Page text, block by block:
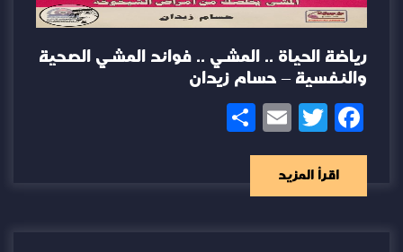
رياضة الحياة .. المشي .. فوائد المشي الصحية
والنفسية – حسام زيدان
Facebook
Twitter
Email
اقرأ المزيد